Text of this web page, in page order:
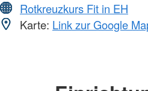
Rotkreuzkurs Fit in EH
Karte: Link zur Google